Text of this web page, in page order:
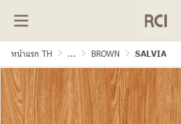
หน้าแรก TH ... BROWN SALVIA